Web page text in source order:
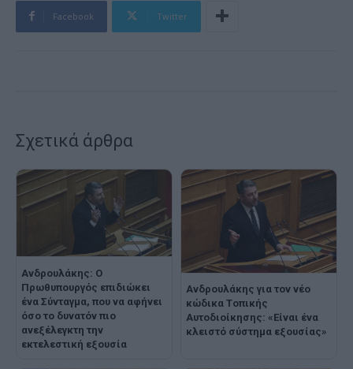
Facebook Twitter
Σχετικά άρθρα
Ανδρουλάκης: Ο
Πρωθυπουργός επιδιώκει
ένα Σύνταγμα, που να αφήνει
όσο το δυνατόν πιο
ανεξέλεγκτη την
εκτελεστική εξουσία
Ανδρουλάκης για τον νέο
κώδικα Tοπικής
Aυτοδιοίκησης: «Είναι ένα
κλειστό σύστημα εξουσίας»